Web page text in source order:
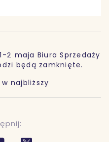
2 maja Biura Sprzedaży
będą zamknięte.
najbliższy